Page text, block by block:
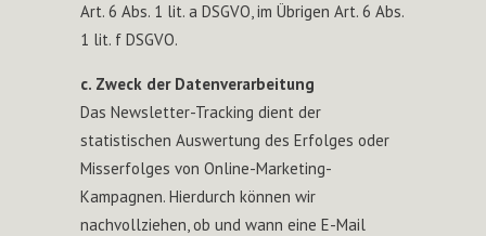
Art. 6 Abs. 1 lit. a DSGVO, im Übrigen Art. 6 Abs.
1 lit. f DSGVO.
c. Zweck der Datenverarbeitung
Das Newsletter-Tracking dient der
statistischen Auswertung des Erfolges oder
Misserfolges von Online-Marketing-
Kampagnen. Hierdurch können wir
nachvollziehen, ob und wann eine E-Mail